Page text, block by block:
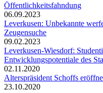
Öffentlichkeitsfahndung
06.09.2023
Leverkusen: Unbekannte
Zeugensuche
09.02.2023
Leverkusen-Wiesdorf:
Entwicklungspotentiale des
02.11.2020
Alterspräsident Schoffs
23.10.2020